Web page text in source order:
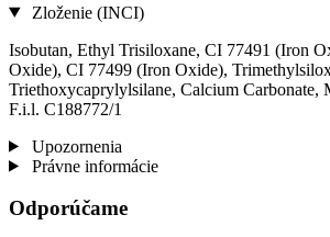
Zloženie (INCI)
Isobutan, Ethyl Trisiloxane, CI 77491 (Iron
Oxide), CI 77499 (Iron Oxide),
Triethoxycaprylylsilane, Calcium Carbonate,
F.i.l. C188772/1
Upozornenia
Právne informácie
Odporúčame